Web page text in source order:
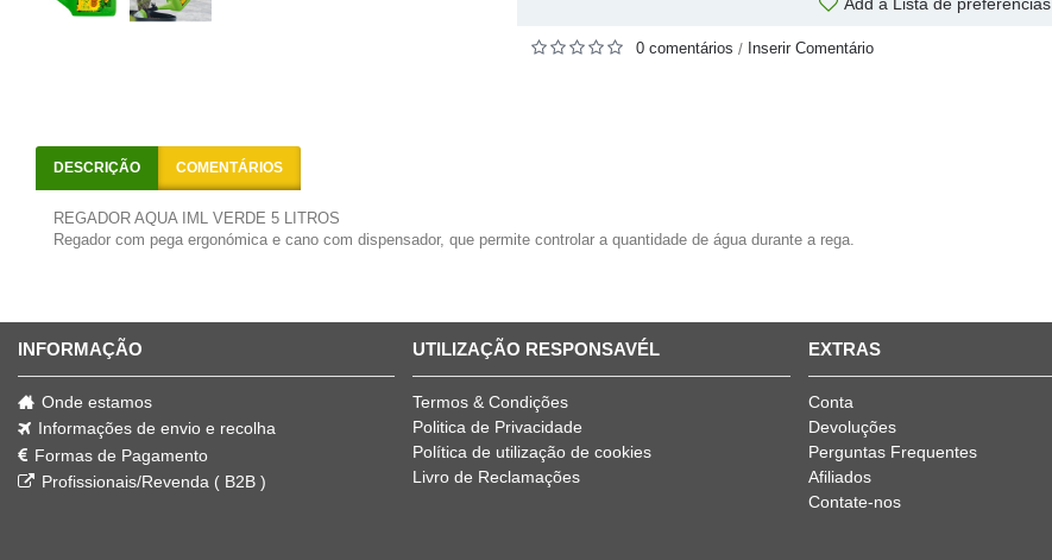
0 comentários / Inserir Comentário
DESCRIÇÃO COMENTÁRIOS
REGADOR AQUA IML VERDE 5 LITROS
Regador com pega ergonómica e cano com dispensador, que permite controlar a quantidade de água durante a rega.
INFORMAÇÃO
Onde estamos
Informações de envio e recolha
Formas de Pagamento
Profissionais/Revenda ( B2B )
UTILIZAÇÃO RESPONSAVÉL
Termos & Condições
Politica de Privacidade
Política de utilização de cookies
Livro de Reclamações
EXTRAS
Conta
Devoluções
Perguntas Frequentes
Afiliados
Contate-nos